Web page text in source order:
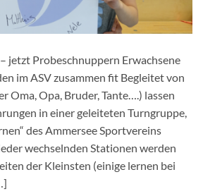
jetzt Probeschnuppern Erwachsene
im ASV zusammen fit Begleitet von
Oma, Opa, Bruder, Tante….) lassen
in einer geleiteten Turngruppe,
des Ammersee Sportvereins
wechselnden Stationen werden
der Kleinsten (einige lernen bei